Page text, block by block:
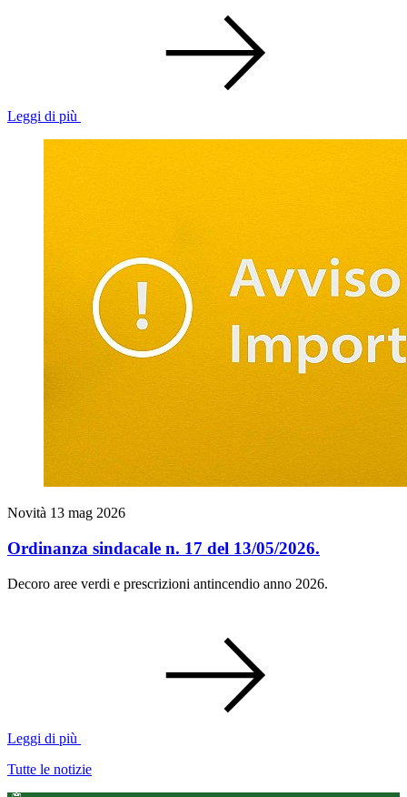
Leggi di più
Novità 13 mag 2026
Ordinanza sindacale n. 17 del 13/05/2026.
Decoro aree verdi e prescrizioni antincendio anno 2026.
Leggi di più
Tutte le notizie